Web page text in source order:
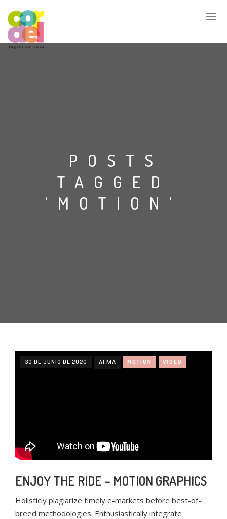
POSTS
TAGGED
‘MOTION’
30 DE JUNIO DE 2020 ALMA MOTION VIDEO
ENJOY THE RIDE – MOTION GRAPHICS
Holisticly plagiarize timely e-markets before best-of-
breed methodologies. Enthusiastically integrate